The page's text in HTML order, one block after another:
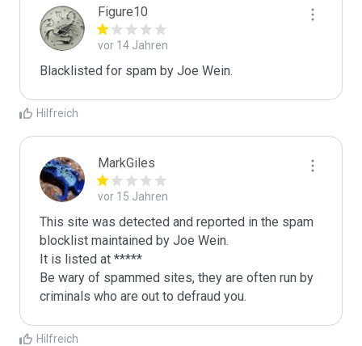
Figure10
vor 14 Jahren
Blacklisted for spam by Joe Wein.
Hilfreich
MarkGiles
vor 15 Jahren
This site was detected and reported in the spam
blocklist maintained by Joe Wein.
It is listed at *****
Be wary of spammed sites, they are often run by
criminals who are out to defraud you.
Hilfreich